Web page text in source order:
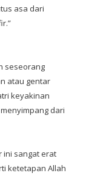
asa dari
seseorang
atau gentar
keyakinan
dari
ini sangat erat
ketetapan Allah